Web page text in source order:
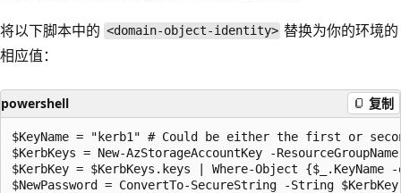
将以下脚本中的 <domain-object-identity> 替换为你的环境的
相应值：
powershell 复制
$KeyName = "kerb1" # Could be either the first or
$KerbKeys = New-AzStorageAccountKey -
$KerbKey = $KerbKeys.keys | Where-Object
$NewPassword = ConvertTo-SecureString -String